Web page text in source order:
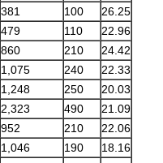
381 100
26.25
479 110
22.96
860 210 24.42
1,075 240
22.33
1,248 250
20.03
2,323 490 21.09
952 210
22.06
1,046 190
18.16